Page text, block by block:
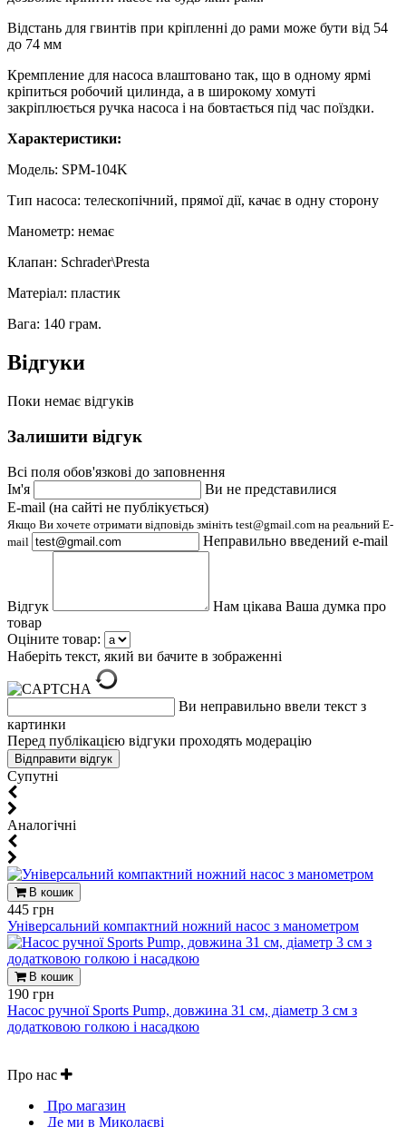
Відстань для гвинтів при кріпленні до рами може бути від 54
до 74 мм
Кремпление для насоса влаштовано так, що в одному ярмі
кріпиться робочий цилинда, а в широкому хомуті
закріплюється ручка насоса і на бовтається під час поїздки.
Характеристики:
Модель: SPM-104K
Тип насоса: телескопічний, прямої дії, качає в одну сторону
Манометр: немає
Клапан: Schrader\Presta
Матеріал: пластик
Вага: 140 грам.
Відгуки
Поки немає відгуків
Залишити відгук
Всі поля обов'язкові до заповнення
Ім'я
Ви не представилися
E-mail (на сайті не публікується)
Якщо Ви хочете отримати відповідь змініть test@gmail.com на реальний E-
mail
Неправильно введений e-mail
Відгук
Нам цікава Ваша думка про
товар
Оціните товар:
Наберіть текст, який ви бачите в зображенні
Ви неправильно ввели текст з
картинки
Перед публікацією відгуки проходять модерацію
Супутні
Aналогічні
В кошик
445 грн
Універсальний компактний ножний насос з манометром
В кошик
190 грн
Насос ручної Sports Pump, довжина 31 см, діаметр 3 см з
додатковою голкою і насадкою
Про нас
Про магазин
Де ми в Миколаєві